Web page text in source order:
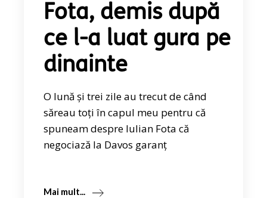
Fota, demis după
ce l-a luat gura pe
dinainte
O lună și trei zile au trecut de când
săreau toți în capul meu pentru că
spuneam despre Iulian Fota că
negociază la Davos garanț
Mai mult...